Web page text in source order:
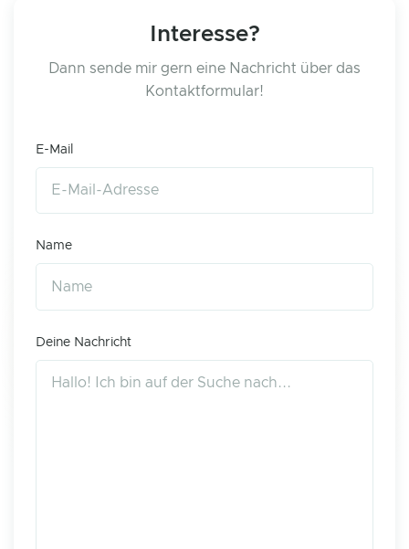
Interesse?
Dann sende mir gern eine Nachricht über das
Kontaktformular!
E-Mail
Name
Deine Nachricht